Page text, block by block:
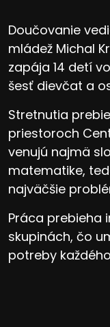
Doučovanie
mládež Michal
zapája 14 detí
šesť dievčat a
Stretnutia
priestoroch
venujú najmä
matematike,
najväčšie
Práca prebieha
skupinách, čo
potreby